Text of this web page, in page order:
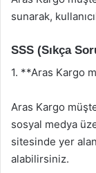
sunarak,
SSS (Sıkça
1. **Aras Kargo
Aras Kargo
sosyal medya
sitesinde yer
alabilirsiniz.